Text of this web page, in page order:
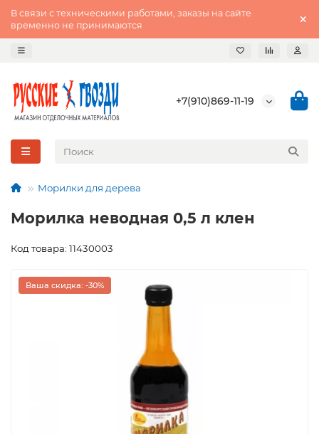
В связи с техническими работами, заказы на сайте
временно не принимаются
+7(910)869-11-19
Морилки для дерева
Морилка неводная 0,5 л клен
Код товара: 11430003
Ваша скидка: -30%